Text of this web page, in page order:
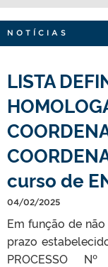
NOTÍCIAS
LISTA
curso de
04/02/2025
Em função de
prazo
PROCESSO